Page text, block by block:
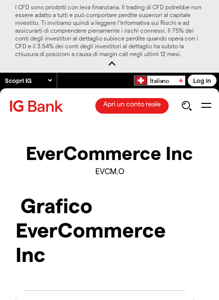
I CFD sono prodotti con leva finanziaria. Il trading di CFD potrebbe non
essere adatto a tutti e può comportare perdite superiori al capitale
investito. Ti invitiamo quindi a leggere l’Informativa sui Rischi e ad
assicurarti di comprendere pienamente i rischi connessi. Il 75% dei
conti degli investitori al dettaglio subisce perdite quando opera con i
CFD e il 3.54% dei conti degli investitori al dettaglio ha subito la
chiusura di posizioni a causa di margin call negli ultimi 12 mesi.
Scopri IG Italiano Log in
Apri un conto reale
EverCommerce Inc
EVCM.O
Grafico
EverCommerce
Inc